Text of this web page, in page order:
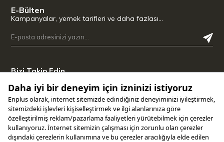
E-Bülten
Kampanyalar, yemek tarifleri ve daha fazlası…
Bizi Takip Edin
Uygulamamızı İndirin